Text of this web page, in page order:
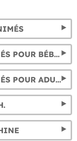
DÉGUISEMENTS DESSINS ANIMÉS POUR BÉBÉS
DÉGUISEMENTS DESSINS ANIMÉS POUR ADULTES